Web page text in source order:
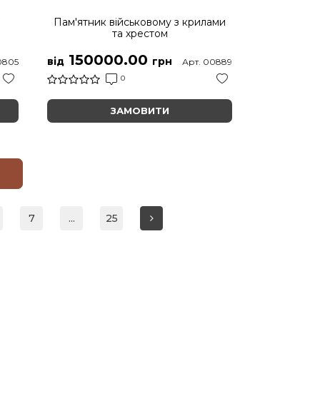
Пам'ятник військовому з крилами
та хрестом
від 150000.00 грн
0
Арт. 00889
ЗАМОВИТИ
7 ... 25